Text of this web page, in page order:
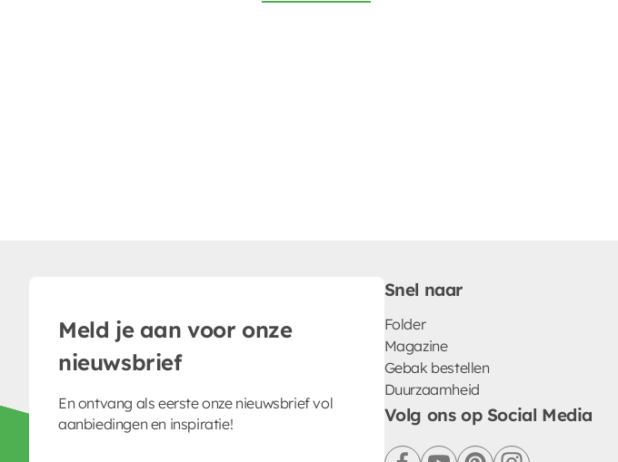
Meld je aan voor onze
nieuwsbrief
En ontvang als eerste onze nieuwsbrief vol
aanbiedingen en inspiratie!
Snel naar
Folder
Magazine
Gebak bestellen
Duurzaamheid
Volg ons op Social Media